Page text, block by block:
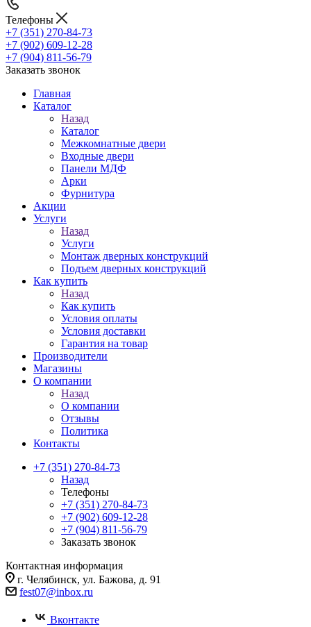
Телефоны
+7 (351) 270-84-73
+7 (902) 609-12-28
+7 (904) 811-56-79
Заказать звонок
Главная
Каталог
Назад
Каталог
Межкомнатные двери
Входные двери
Панели МДФ
Арки
Фурнитура
Акции
Услуги
Назад
Услуги
Монтаж дверных конструкций
Подъем дверных конструкций
Как купить
Назад
Как купить
Условия оплаты
Условия доставки
Гарантия на товар
Производители
Магазины
О компании
Назад
О компании
Отзывы
Политика
Контакты
+7 (351) 270-84-73
Назад
Телефоны
+7 (351) 270-84-73
+7 (902) 609-12-28
+7 (904) 811-56-79
Заказать звонок
Контактная информация
г. Челябинск, ул. Бажова, д. 91
fest07@inbox.ru
Вконтакте